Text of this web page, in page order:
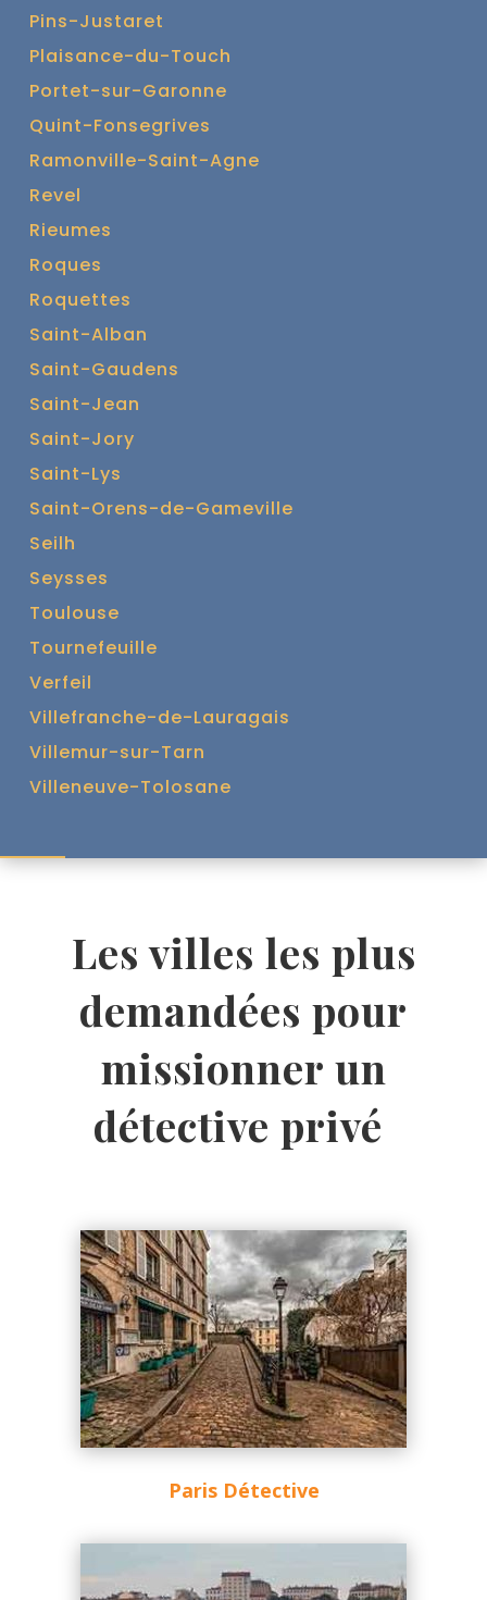
Pins-Justaret
Plaisance-du-Touch
Portet-sur-Garonne
Quint-Fonsegrives
Ramonville-Saint-Agne
Revel
Rieumes
Roques
Roquettes
Saint-Alban
Saint-Gaudens
Saint-Jean
Saint-Jory
Saint-Lys
Saint-Orens-de-Gameville
Seilh
Seysses
Toulouse
Tournefeuille
Verfeil
Villefranche-de-Lauragais
Villemur-sur-Tarn
Villeneuve-Tolosane
Les villes les plus
demandées pour
missionner un
détective privé
Paris Détective